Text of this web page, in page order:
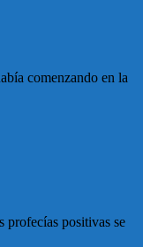
comenzando en la
profecías positivas se